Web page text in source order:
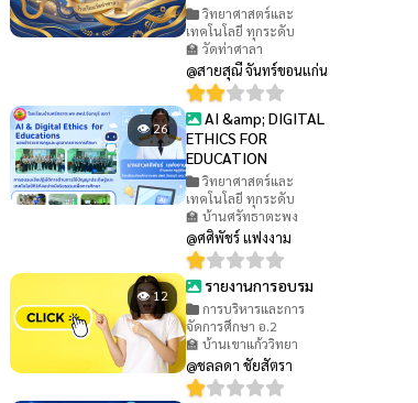
วิทยาศาสตร์และ
เทคโนโลยี ทุกระดับ
🏫 วัดท่าศาลา
@สายสุณี จันทร์ขอนแก่น
👁 26
AI &amp; DIGITAL
ETHICS FOR
EDUCATION
วิทยาศาสตร์และ
เทคโนโลยี ทุกระดับ
🏫 บ้านศรัทธาตะพง
@ศศิพัชร์ แฟงงาม
👁 12 รายงานการอบรม
การบริหารและการ
จัดการศึกษา อ.2
🏫 บ้านเขาแก้ววิทยา
@ชลลดา ชัยสัตรา